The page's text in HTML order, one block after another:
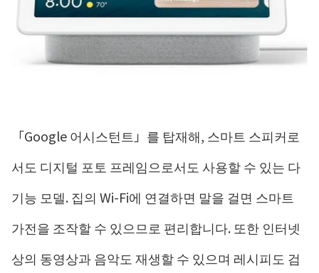
「Google 어시스턴트」를 탑재해, 스마트 스피커로
서도 디지털 포토 프레임으로서도 사용할 수 있는 다
기능 모델. 집의 Wi-Fi에 연결하면 말을 걸면 스마트
가전을 조작할 수 있으므로 편리합니다. 또한 인터넷
상의 동영상과 음악도 재생할 수 있으며 레시피도 검